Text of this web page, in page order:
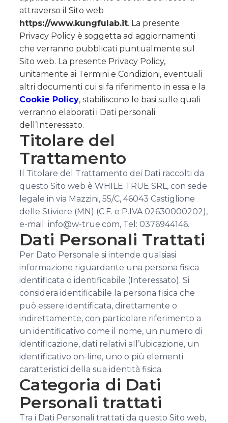
attraverso il Sito web
https://www.kungfulab.it. La presente
Privacy Policy è soggetta ad aggiornamenti
che verranno pubblicati puntualmente sul
Sito web. La presente Privacy Policy,
unitamente ai Termini e Condizioni, eventuali
altri documenti cui si fa riferimento in essa e la
Cookie Policy, stabiliscono le basi sulle quali
verranno elaborati i Dati personali
dell’Interessato.
Titolare del
Trattamento
Il Titolare del Trattamento dei Dati raccolti da
questo Sito web è WHILE TRUE SRL, con sede
legale in via Mazzini, 55/C, 46043 Castiglione
delle Stiviere (MN) (C.F. e P.IVA 02630000202),
e-mail: info@w-true.com, Tel: 0376944146.
Dati Personali Trattati
Per Dato Personale si intende qualsiasi
informazione riguardante una persona fisica
identificata o identificabile (Interessato). Si
considera identificabile la persona fisica che
può essere identificata, direttamente o
indirettamente, con particolare riferimento a
un identificativo come il nome, un numero di
identificazione, dati relativi all’ubicazione, un
identificativo on-line, uno o più elementi
caratteristici della sua identità fisica.
Categoria di Dati
Personali trattati
Tra i Dati Personali trattati da questo Sito web,